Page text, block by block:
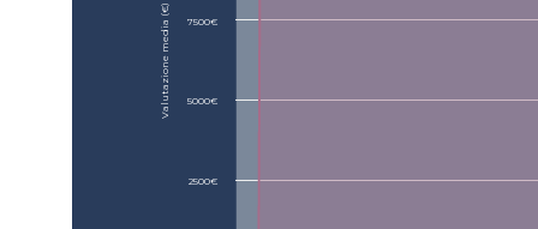
Valutazione media (€)
2500€
5000€
7500€